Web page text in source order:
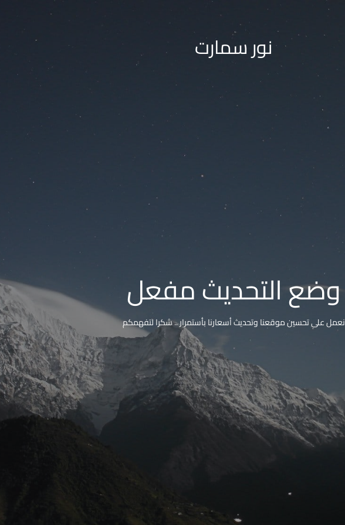
نور سمارت
وضع التحديث مفعل
نعمل على تحسين موقعنا وتحديث أسعارنا بأستمرار .. شكرا لتفهمكم